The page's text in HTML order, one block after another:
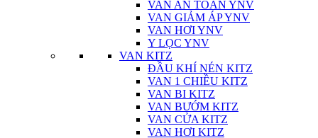
VAN AN TOÀN YNV
VAN GIẢM ÁP YNV
VAN HƠI YNV
Y LỌC YNV
VAN KITZ
ĐẦU KHÍ NÉN KITZ
VAN 1 CHIỀU KITZ
VAN BI KITZ
VAN BƯỚM KITZ
VAN CỬA KITZ
VAN HƠI KITZ